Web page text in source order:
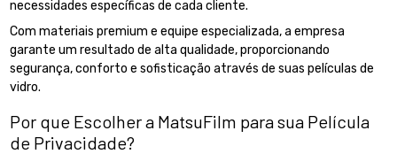
necessidades específicas de cada cliente.
Com materiais premium e equipe especializada, a empresa
garante um resultado de alta qualidade, proporcionando
segurança, conforto e sofisticação através de suas películas de
vidro.
Por que Escolher a MatsuFilm para sua Película
de Privacidade?